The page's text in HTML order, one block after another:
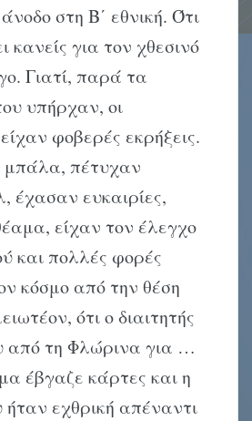
στη Β΄ εθνική. Ότι
κανείς για τον χθεσινό
Γιατί, παρά τα
υπήρχαν, οι
φοβερές εκρήξεις.
πέτυχαν
έχασαν ευκαιρίες,
είχαν τον έλεγχο
και πολλές φορές
κόσμο από την θέση
ότι ο διαιτητής
από τη Φλώρινα για …
έβγαζε κάρτες και η
ήταν εχθρική απέναντι